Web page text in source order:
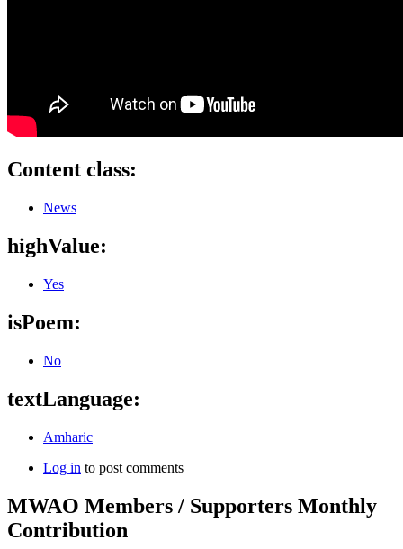
Content class:
News
highValue:
Yes
isPoem:
No
textLanguage:
Amharic
Log in to post comments
MWAO Members / Supporters Monthly
Contribution